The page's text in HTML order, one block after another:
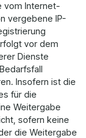
vom Internet-
vergebene IP-
vor dem
Dienste
Insofern ist die
für die
Weitergabe
sofern keine
die Weitergabe